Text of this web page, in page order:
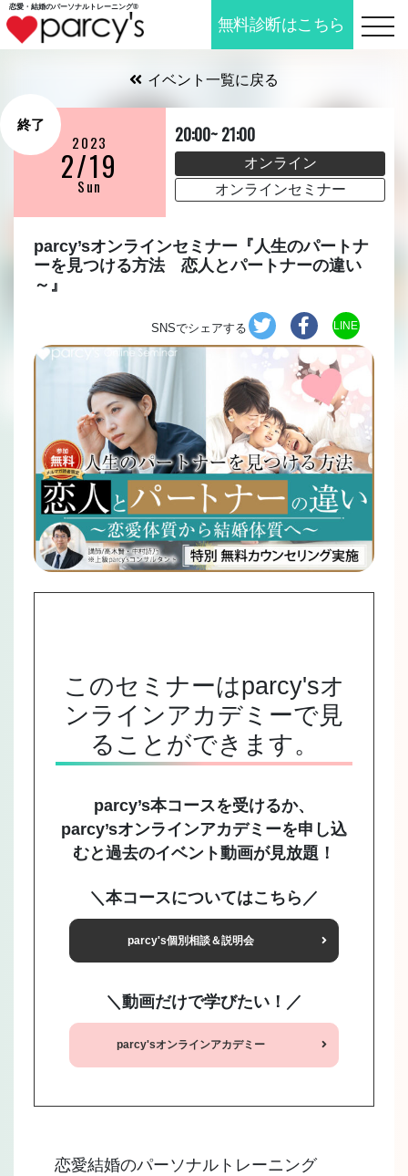
恋愛・結婚のパーソナルトレーニング®
無料診断はこちら
イベント一覧に戻る
2023
2/19
Sun
20:00~ 21:00
オンライン
オンラインセミナー
parcy’sオンラインセミナー『人生のパートナ
ーを見つける方法 恋人とパートナーの違い
～』
SNSでシェアする LINE
終了
このセミナーはparcy'sオ
ンラインアカデミーで見
ることができます。
parcy’s本コースを受けるか、
parcy’sオンラインアカデミーを申し込
むと過去のイベント動画が見放題！
＼本コースについてはこちら／
parcy's個別相談＆説明会
＼動画だけで学びたい！／
parcy'sオンラインアカデミー
恋愛結婚のパーソナルトレーニング